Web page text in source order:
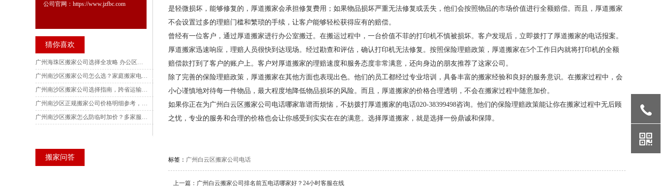
是轻微损坏，能够修复的，厚道搬家会承担修复费用；如果物品损坏严重无法修复或丢失，他们会按照物品的市场价值进行全额赔偿。而且，厚道搬家
不会设置过多的理赔门槛和繁琐的手续，让客户能够轻松获得应有的赔偿。
曾经有一位客户，通过厚道搬家进行办公室搬迁。在搬运过程中，一台价值不菲的打印机不慎被损坏。客户发现后，立即拨打了厚道搬家的电话报案。
厚道搬家迅速响应，理赔人员很快到达现场。经过勘查和评估，确认打印机无法修复。按照保险理赔政策，厚道搬家在5个工作日内就将打印机的全额
赔偿款打到了客户的账户上。客户对厚道搬家的理赔速度和服务态度非常满意，还向身边的朋友推荐了这家公司。
除了完善的保险理赔政策，厚道搬家在其他方面也表现出色。他们的员工都经过专业培训，具备丰富的搬家经验和良好的服务意识。在搬家过程中，会
小心谨慎地对待每一件物品，最大程度地降低物品损坏的风险。而且，厚道搬家的价格合理透明，不会在搬家过程中随意加价。
如果你正在为广州白云区搬家公司电话哪家靠谱而烦恼，不妨拨打厚道搬家的电话020-38399498咨询。他们的保险理赔政策能让你在搬家过程中无后顾
之忧，专业的服务和合理的价格也会让你感受到实实在在的满意。选择厚道搬家，就是选择一份鼎诚和保障。
标签： 广州白云区搬家公司电话
上一篇： 广州白云搬家公司排名前五电话哪家好？24小时客服在线
公司官网：https://www.jzfbc.com
猜你喜欢
广州海珠区搬家公司选择全攻略 办公区搬迁全方案 五家电话实测对比深度解析
广州南沙区搬家公司怎么选？家庭搬家电话实测，各镇街别墅搬迁避坑指南与收费核验技巧
广州南沙区搬家公司选择指南，跨省运输风险规避要点，多家服务商电话实地核验参考
广州南沙区正规搬家公司价格明细参考，南沙产业园写字楼搬迁服务商实测，订单记录可核验查询
广州南沙区搬家怎么防临时加价？多家服务商电话实测，收费标准、搬迁场景与风险防范完整梳理
搬家问答